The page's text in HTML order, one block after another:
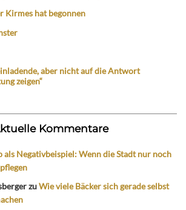
Kirmes hat begonnen
aber nicht auf die Antwort
zeigen“
Kommentare
als Negativbeispiel: Wenn die Stadt nur noch
zuWie viele Bäcker sich gerade selbst